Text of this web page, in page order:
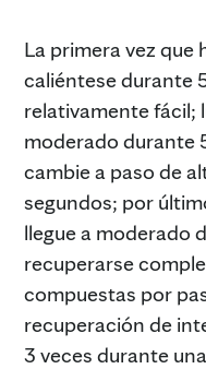
La primera vez que
caliéntese durante
relativamente fácil;
moderado durante
cambie a paso de
segundos; por
llegue a moderado
recuperarse
compuestas por
recuperación de
3 veces durante